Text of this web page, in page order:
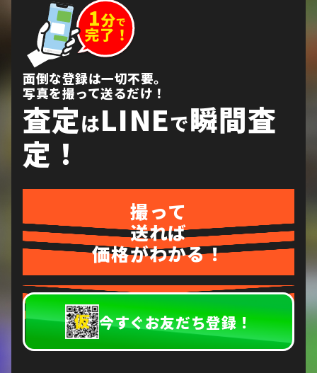
面倒な登録は一切不要。
写真を撮って送るだけ！
査定はLINEで瞬間査
定！
撮って
送れば
価格がわかる！
今すぐお友だち登録！